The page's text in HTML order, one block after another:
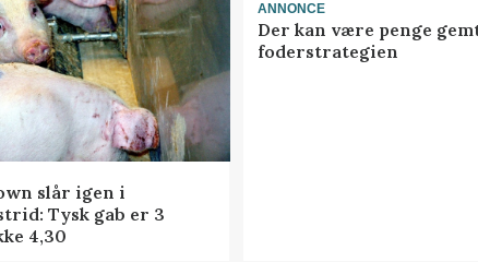
slår igen i
Tysk gab er 3
4,30
ANNONCE
Der kan være penge
foderstrategien